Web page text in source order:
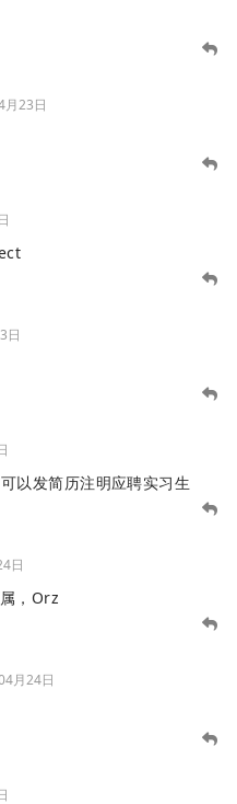
月23日
日
以发简历注明应聘实习生
日
，Orz
月24日